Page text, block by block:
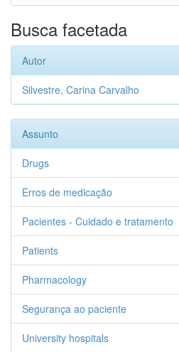
Busca facetada
Autor
Silvestre, Carina Carvalho
Assunto
Drugs
Erros de medicação
Pacientes - Cuidado e tratamento
Patients
Pharmacology
Segurança ao paciente
University hospitals